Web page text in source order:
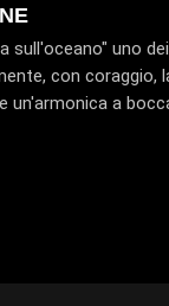
sull'oceano" uno
con
a